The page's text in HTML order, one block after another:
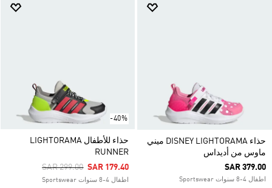
حذاء DISNEY LIGHTORAMA ميني
ماوس من أديداس
SAR 379.00
اطفال 4-8 سنوات Sportswear
-40%
حذاء للأطفال LIGHTORAMA
RUNNER
Price Reduced From
SAR 299.00ToSAR 179.40
اطفال 4-8 سنوات Sportswear